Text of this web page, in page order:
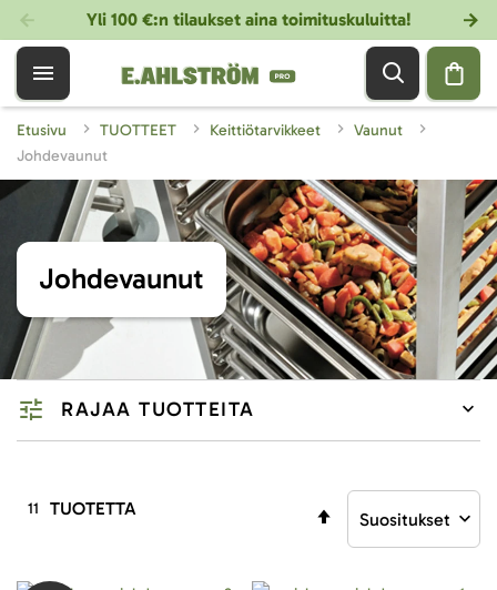
Yli 100 €:n tilaukset aina toimituskuluitta!
Etusivu TUOTTEET Keittiötarvikkeet
Vaunut
Johdevaunut
Johdevaunut
11 TUOTETTA
Aseta
RAJAA TUOTTEITA